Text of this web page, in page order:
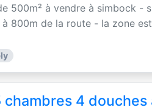
500m² à vendre à simbock -
800m de la route - la zone
4 douches